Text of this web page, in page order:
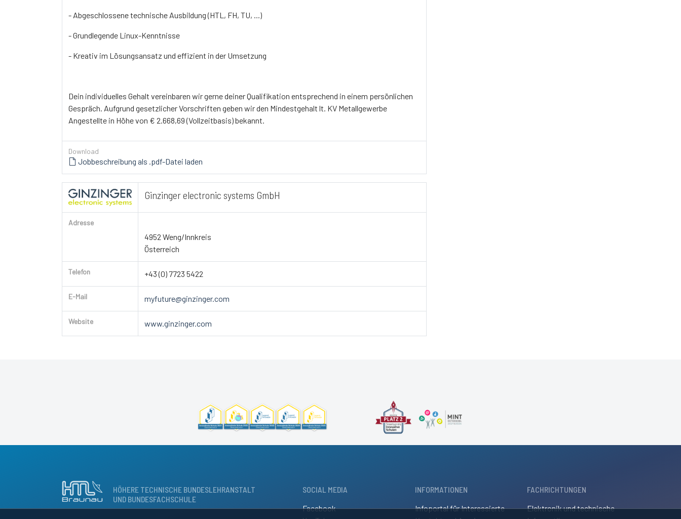
- Abgeschlossene technische Ausbildung (HTL, FH, TU, ...)
- Grundlegende Linux-Kenntnisse
- Kreativ im Lösungsansatz und effizient in der Umsetzung
Dein individuelles Gehalt vereinbaren wir gerne deiner Qualifikation entsprechend in einem persönlichen
Gespräch. Aufgrund gesetzlicher Vorschriften geben wir den Mindestgehalt lt. KV Metallgewerbe
Angestellte in Höhe von € 2.668,69 (Vollzeitbasis) bekannt.
Download
Jobbeschreibung als .pdf-Datei laden
Ginzinger electronic systems GmbH
Adresse
4952 Weng/Innkreis
Österreich
Telefon +43 (0) 7723 5422
E-Mail myfuture@ginzinger.com
Website www.ginzinger.com
HÖHERE TECHNISCHE BUNDESLEHRANSTALT
UND BUNDESFACHSCHULE
SOCIAL MEDIA
Facebook
INFORMATIONEN
Infoportal für Interessierte
FACHRICHTUNGEN
Elektronik und technische